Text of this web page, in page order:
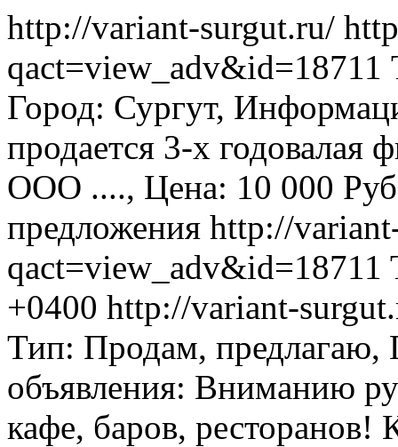
http://variant-surgut.ru/
qact=view_adv&id=18711
Город: Сургут,
продается 3-х годовалая
ООО ...., Цена: 10 000
предложения http://
qact=view_adv&id=18711
+0400 http://variant-
Тип: Продам, предлагаю,
объявления: Вниманию
кафе, баров, ресторанов!